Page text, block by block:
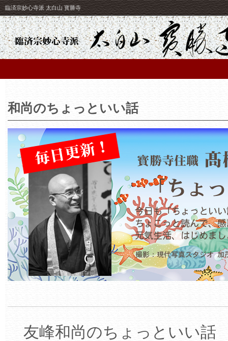
臨済宗妙心寺派 太白山 寳勝寺
和尚のちょっといい話
友峰和尚のちょっといい話